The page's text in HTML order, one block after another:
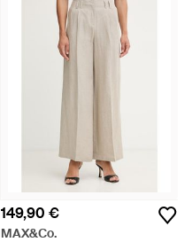
149,90 €
MAX&Co.